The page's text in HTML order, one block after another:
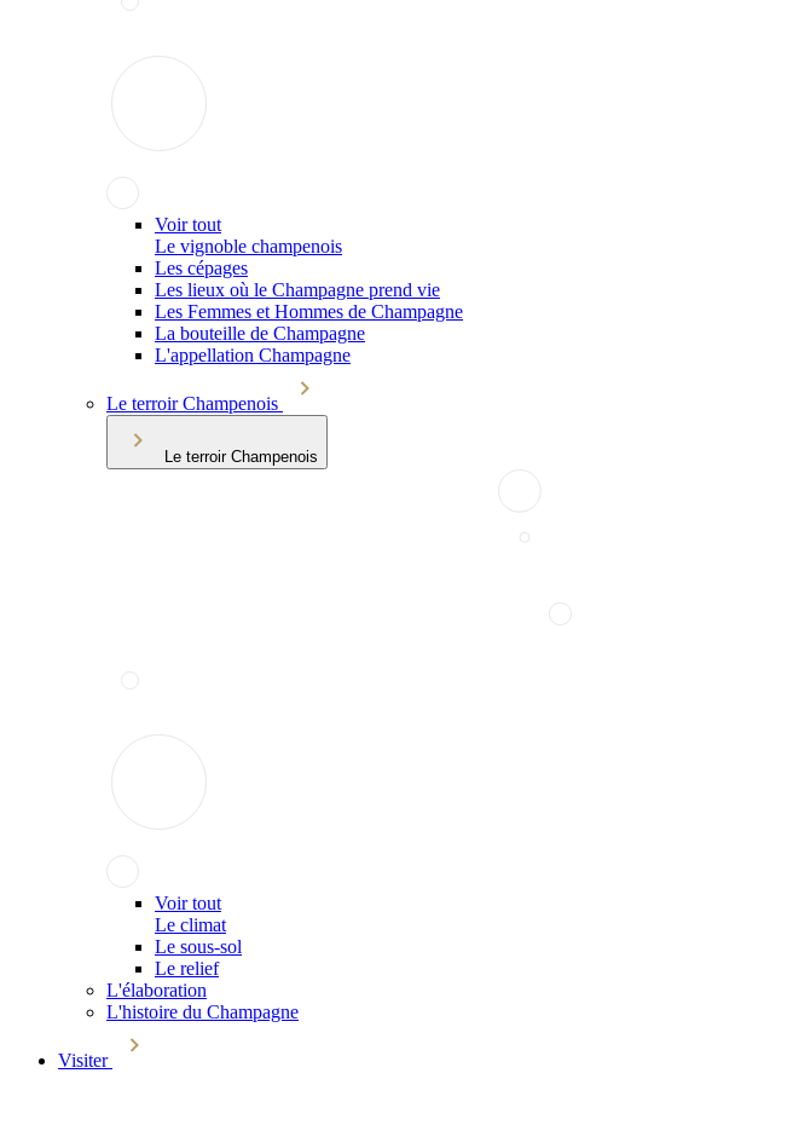
Voir tout
Le vignoble champenois
Les cépages
Les lieux où le Champagne prend vie
Les Femmes et Hommes de Champagne
La bouteille de Champagne
L'appellation Champagne
Le terroir Champenois
Le terroir Champenois
Voir tout
Le climat
Le sous-sol
Le relief
L'élaboration
L'histoire du Champagne
Visiter